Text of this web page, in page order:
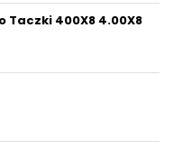
Taczki 400X8 4.00X8